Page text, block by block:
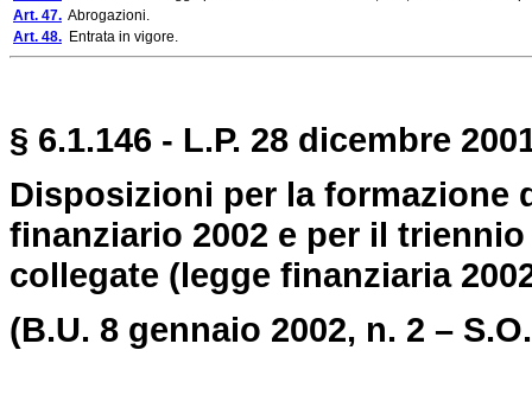
Art. 47. Abrogazioni.
Art. 48. Entrata in vigore.
§ 6.1.146 - L.P. 28 dicembre
Disposizioni per la formazione
finanziario 2002 e per il
collegate (legge finanziaria
(B.U. 8 gennaio 2002, n. 2 –